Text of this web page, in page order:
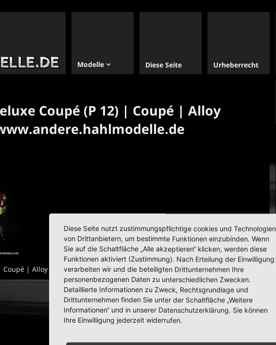
Modelle Diese Seite Urheberrecht
Coupé (P 12) | Coupé | Alloy
Coupé | Alloy Forms Inc. | 1:87 | www.andere.hahlmodelle.de
Diese Seite nutzt zustimmungspflichtige cookies und Technologien
von Drittanbietern, um bestimmte Funktionen einzubinden. Wenn
Sie auf die Schaltfläche „Alle akzeptieren“ klicken, werden diese
Funktionen aktiviert (Zustimmung). Nach Erteilung der Einwilligung
verarbeiten wir und die beteiligten Drittunternehmen Ihre
personenbezogenen Daten zu unterschiedlichen Zwecken.
Detaillierte Informationen zu Zweck, Rechtsgrundlage und
Drittunternehmen finden Sie unter der Schaltfläche „Weitere
Informationen“ und in unserer Datenschutzerklärung. Sie können
Ihre Einwilligung jederzeit widerrufen.